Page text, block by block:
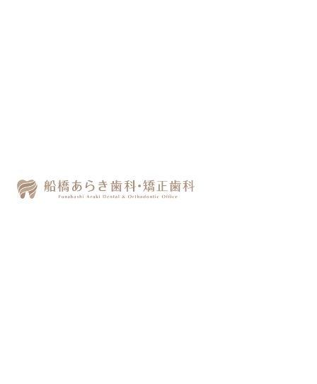
「子どもの乳歯が抜けたけど、